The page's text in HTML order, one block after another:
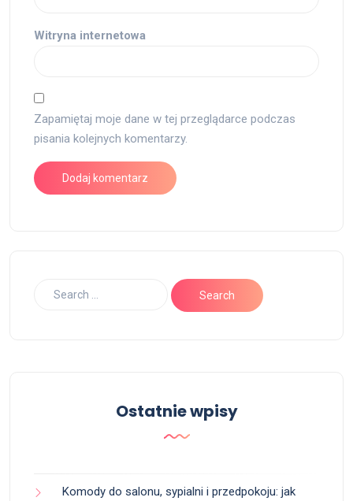
Witryna internetowa
Zapamiętaj moje dane w tej przeglądarce podczas
pisania kolejnych komentarzy.
Ostatnie wpisy
Komody do salonu, sypialni i przedpokoju: jak